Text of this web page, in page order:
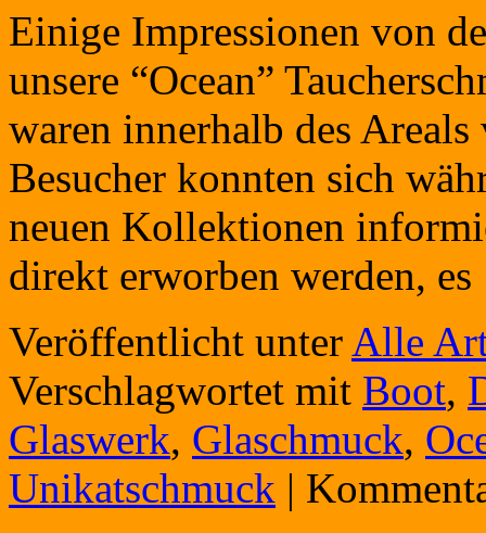
Einige Impressionen von
unsere “Ocean”
waren innerhalb des
Besucher konnten sich
neuen Kollektionen
direkt erworben werden,
Veröffentlicht unter Alle
Verschlagwortet mit Boot,
Glaswerk, Glaschmuck,
Unikatschmuck |